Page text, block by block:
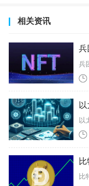
相关资讯
兵